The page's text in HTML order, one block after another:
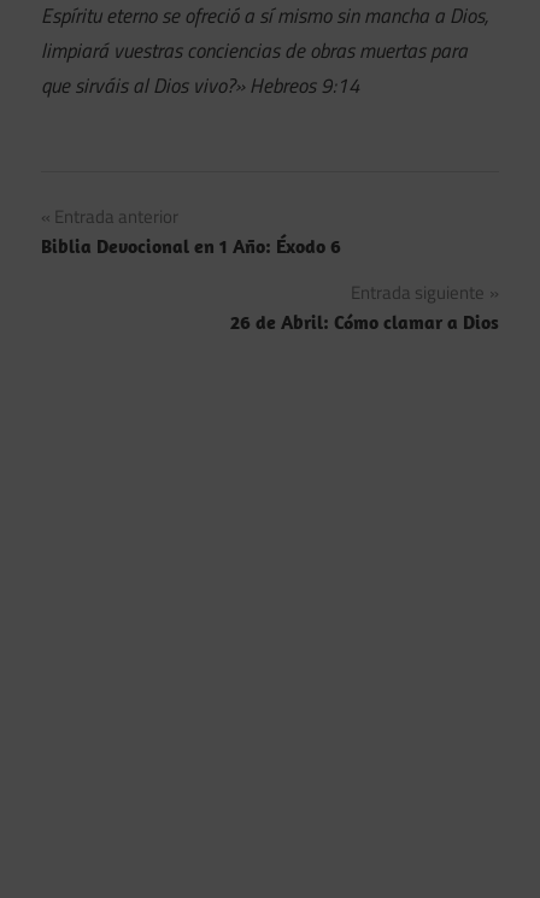
Espíritu eterno se ofreció a sí mismo sin mancha a Dios,
limpiará vuestras conciencias de obras muertas para
que sirváis al Dios vivo?» Hebreos 9:14
Navegación
de
Entrada anterior
Biblia Devocional en 1 Año: Éxodo 6
Entrada siguiente
26 de Abril: Cómo clamar a Dios